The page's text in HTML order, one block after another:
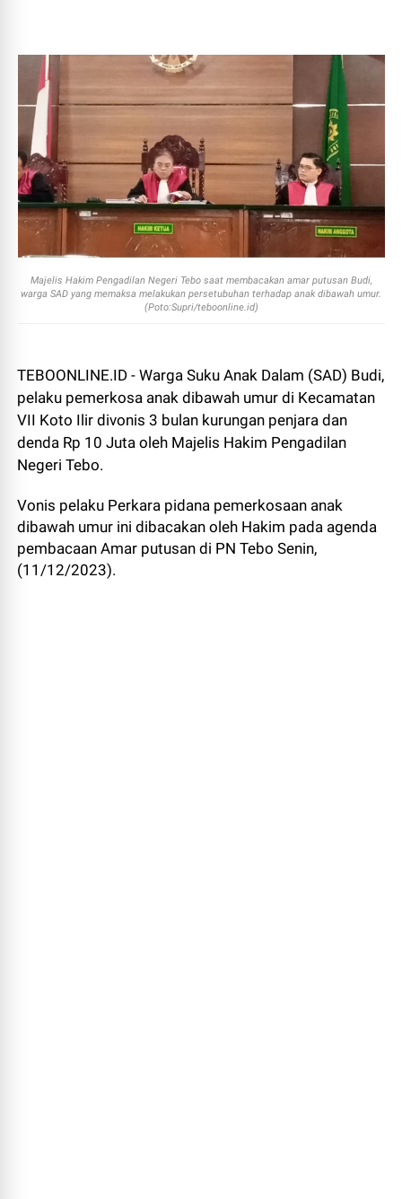
Majelis Hakim Pengadilan Negeri Tebo saat membacakan amar putusan Budi,
warga SAD yang memaksa melakukan persetubuhan terhadap anak dibawah umur.
(Poto:Supri/teboonline.id)
TEBOONLINE.ID - Warga Suku Anak Dalam (SAD) Budi,
pelaku pemerkosa anak dibawah umur di Kecamatan
VII Koto Ilir divonis 3 bulan kurungan penjara dan
denda Rp 10 Juta oleh Majelis Hakim Pengadilan
Negeri Tebo.
Vonis pelaku Perkara pidana pemerkosaan anak
dibawah umur ini dibacakan oleh Hakim pada agenda
pembacaan Amar putusan di PN Tebo Senin,
(11/12/2023).